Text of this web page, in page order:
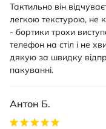
Тактильно він
легкою текстурою, не
- бортики трохи
телефон на стіл і не
дякую за швидку
пакуванні.
Антон Б.